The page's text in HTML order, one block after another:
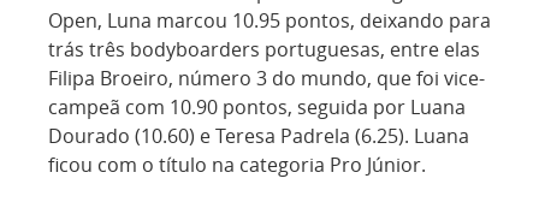
Open, Luna marcou 10.95 pontos, deixando para
trás três bodyboarders portuguesas, entre elas
Filipa Broeiro, número 3 do mundo, que foi vice-
campeã com 10.90 pontos, seguida por Luana
Dourado (10.60) e Teresa Padrela (6.25). Luana
ficou com o título na categoria Pro Júnior.